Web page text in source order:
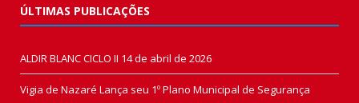
ÚLTIMAS PUBLICAÇÕES
ALDIR BLANC CICLO II 14 de abril de 2026
Vigia de Nazaré Lança seu 1º Plano Municipal de Segurança